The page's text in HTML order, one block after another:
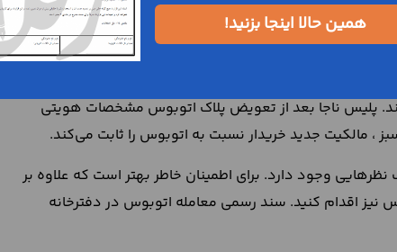
دلالت می‌کند. در واقع برگ سبز اتوبوس از سوی نیروی
پلیس ناجا بعد از تعویض پلاک اتوبوس مشخصات هویتی
، مالکیت جدید خریدار نسبت به اتوبوس را ثابت می‌کند.
وجود دارد. برای اطمینان خاطر بهتر است که علاوه بر
نیز اقدام کنید. سند رسمی معامله اتوبوس در دفترخانه
همین حالا اینجا بزنید!